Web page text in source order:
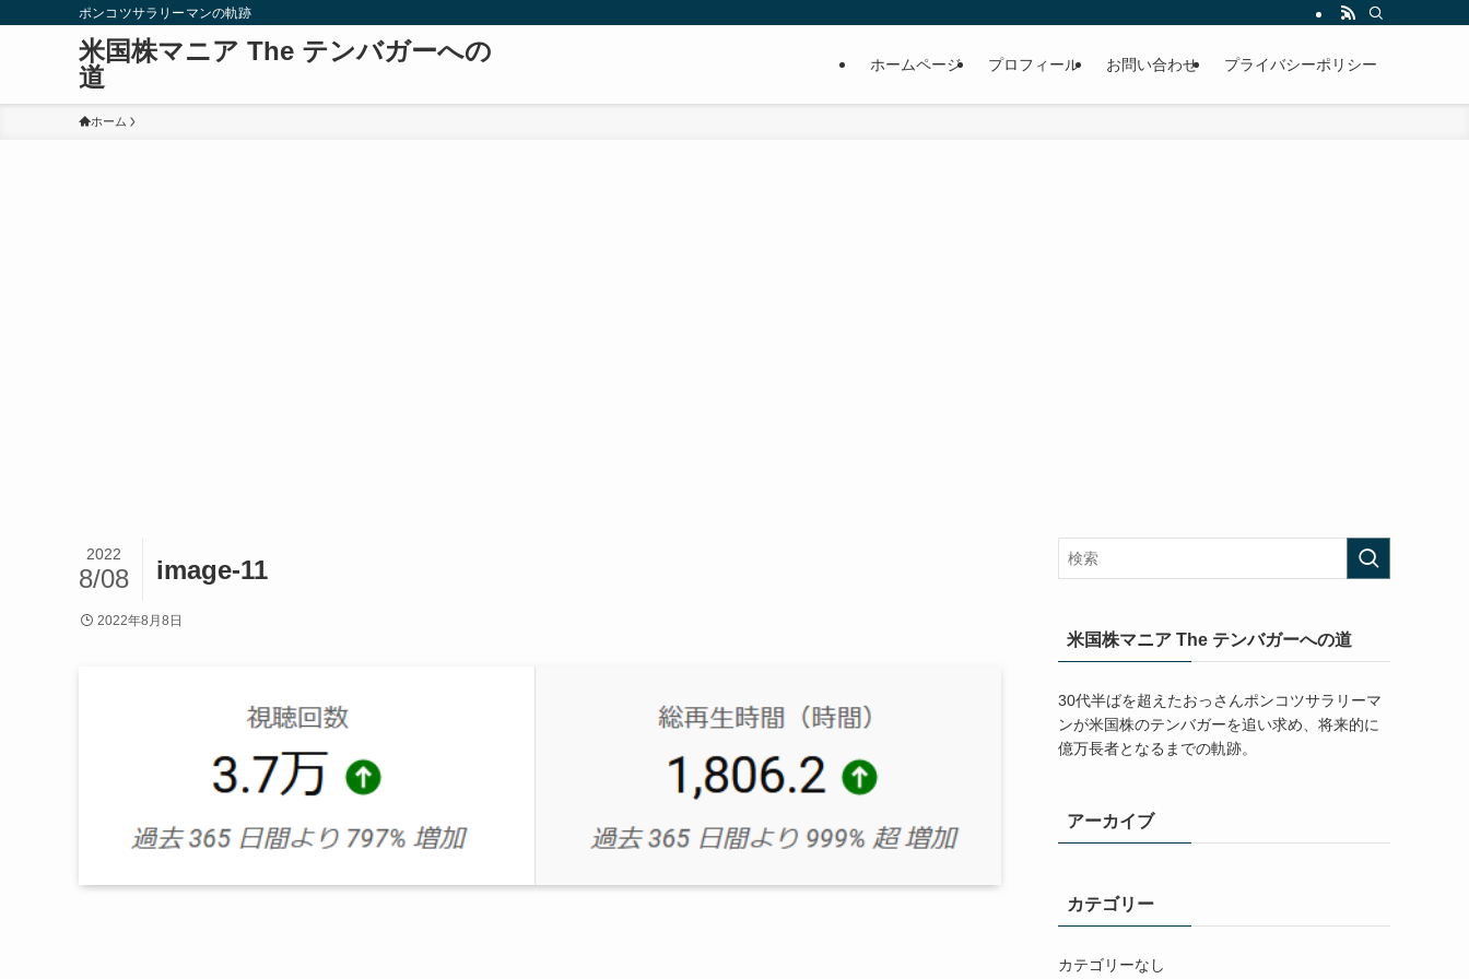
ポンコツサラリーマンの軌跡
米国株マニア The テンバガーへの
道
ホームページ プロフィール お問い合わせ プライバシーポリシー
ホーム
image-11
2022
8/08
2022年8月8日
米国株マニア The テンバガーへの道
30代半ばを超えたおっさんポンコツサラリーマ
ンが米国株のテンバガーを追い求め、将来的に
億万長者となるまでの軌跡。
アーカイブ
カテゴリー
カテゴリーなし